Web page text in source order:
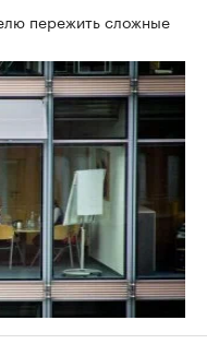
пережить сложные